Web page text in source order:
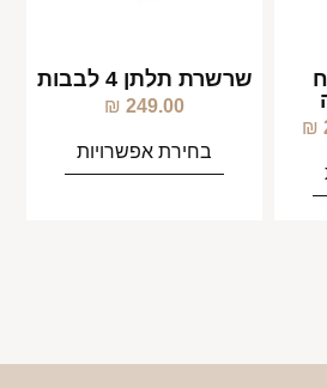
₪
שרשרת תלתן 4 לבבות
249.00
₪
בחירת אפשרויות